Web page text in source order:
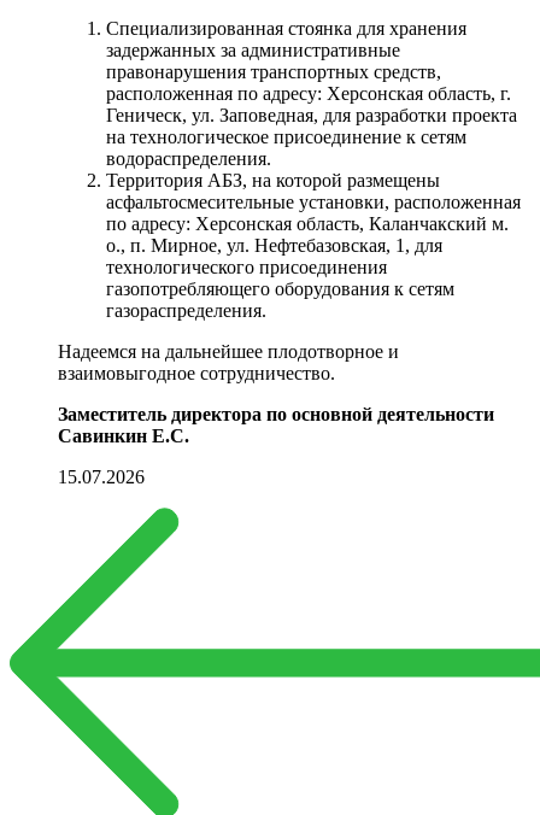
Специализированная стоянка для хранения
задержанных за административные
правонарушения транспортных средств,
расположенная по адресу: Херсонская область, г.
Геническ, ул. Заповедная, для разработки проекта
на технологическое присоединение к сетям
водораспределения.
Территория АБЗ, на которой размещены
асфальтосмесительные установки, расположенная
по адресу: Херсонская область, Каланчакский м.
о., п. Мирное, ул. Нефтебазовская, 1, для
технологического присоединения
газопотребляющего оборудования к сетям
газораспределения.
Надеемся на дальнейшее плодотворное и
взаимовыгодное сотрудничество.
Заместитель директора по основной деятельности
Савинкин Е.С.
15.07.2026